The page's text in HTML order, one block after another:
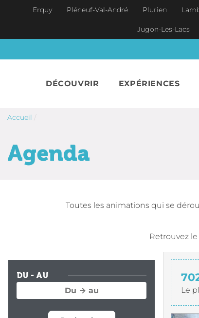
Aller au contenu principal
Erquy Pléneuf-Val-André Plurien
Jugon-Les-Lacs
DÉCOUVRIR EXPÉRIENCES
Accueil /
Agenda
Toutes les animations qui se
Retrouvez le
DU - AU
Le